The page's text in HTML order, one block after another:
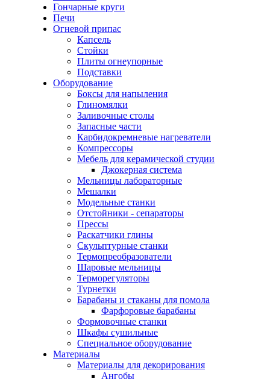
Гончарные круги
Печи
Огневой припас
Капсель
Стойки
Плиты огнеупорные
Подставки
Оборудование
Боксы для напыления
Глиномялки
Заливочные столы
Запасные части
Карбидокремневые нагреватели
Компрессоры
Мебель для керамической студии
Джокерная система
Мельницы лабораторные
Мешалки
Модельные станки
Отстойники - сепараторы
Прессы
Раскатчики глины
Скульптурные станки
Термопреобразователи
Шаровые мельницы
Терморегуляторы
Турнетки
Барабаны и стаканы для помола
Фарфоровые барабаны
Формовочные станки
Шкафы сушильные
Специальное оборудование
Материалы
Материалы для декорирования
Ангобы